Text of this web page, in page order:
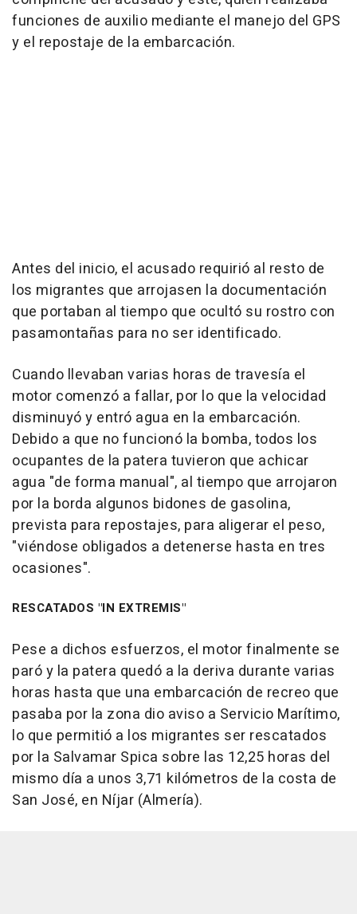
funciones de auxilio mediante el manejo del GPS
y el repostaje de la embarcación.
Antes del inicio, el acusado requirió al resto de
los migrantes que arrojasen la documentación
que portaban al tiempo que ocultó su rostro con
pasamontañas para no ser identificado.
Cuando llevaban varias horas de travesía el
motor comenzó a fallar, por lo que la velocidad
disminuyó y entró agua en la embarcación.
Debido a que no funcionó la bomba, todos los
ocupantes de la patera tuvieron que achicar
agua "de forma manual", al tiempo que arrojaron
por la borda algunos bidones de gasolina,
prevista para repostajes, para aligerar el peso,
"viéndose obligados a detenerse hasta en tres
ocasiones".
RESCATADOS "IN EXTREMIS"
Pese a dichos esfuerzos, el motor finalmente se
paró y la patera quedó a la deriva durante varias
horas hasta que una embarcación de recreo que
pasaba por la zona dio aviso a Servicio Marítimo,
lo que permitió a los migrantes ser rescatados
por la Salvamar Spica sobre las 12,25 horas del
mismo día a unos 3,71 kilómetros de la costa de
San José, en Níjar (Almería).